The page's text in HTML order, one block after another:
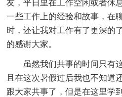
友，平日里在工作空闲或者休
一些工作上的经验和故事，在
时，还让我对工作有了更深的
的感谢大家。
虽然我们共事的时间只有
且在这次暑假过后我也不知道
跟大家共事了，但是在这里学